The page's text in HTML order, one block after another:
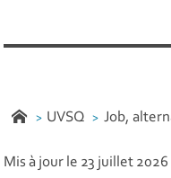
UVSQ Job,
Mis à jour le 23 juillet 2026